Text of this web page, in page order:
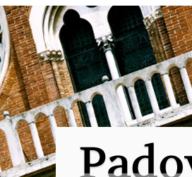
Salta al
contenuto
principale